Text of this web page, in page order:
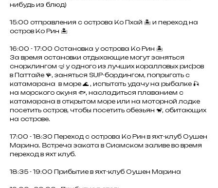
нибудь из блюд)
15:00 отправления с острова Ко Пхай 🏝️ и переход на
остров Ко Рин 🏝️
16:00 - 17:00 Остановка у острова Ко Рин 🏝️
За время остановки отдыхающие могут заняться
снорклингом 🤿 у одного из лучших коралловых рифов
в Паттайе 🪸, заняться SUP-бордингом, попрыгать с
катамарана в море 🌊 , испытать удачу на рыбалке 🎣
на морского окуня 🐟, насладиться плаванием с
катамарана в открытом море или на моторной лодке
посетить остров, чтобы посетить обезьян 🐒, обитающих
на острове.
17:00 - 18:30 Переход с острова Ко Рин в яхт-клуб Оушен
Марина. Встреча заката в Сиамском заливе во время
переход в яхт клуб.
18:35 - 19:00 Прибытие в яхт-клуб Оушен Марина